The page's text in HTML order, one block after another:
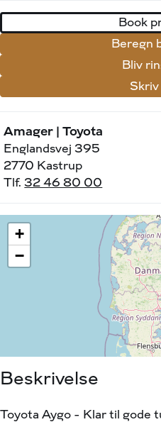
Book
Beregn
Bliv
Amager | Toyota
Englandsvej 395
2770 Kastrup
Tlf.32 46 80 00
Beskrivelse
Toyota Aygo - Klar til gode